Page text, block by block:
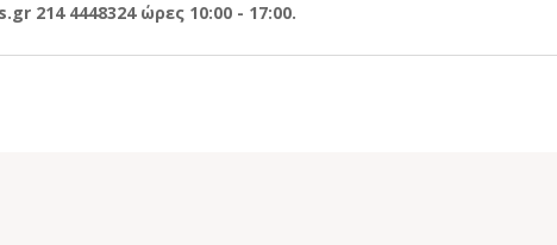
214 4448324 ώρες 10:00 - 17:00.